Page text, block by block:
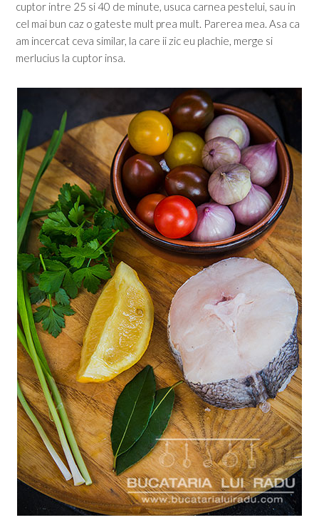
cuptor intre 25 si 40 de minute, usuca carnea pestelui, sau in
cel mai bun caz o gateste mult prea mult. Parerea mea. Asa ca
am incercat ceva similar, la care ii zic eu plachie, merge si
merlucius la cuptor insa.